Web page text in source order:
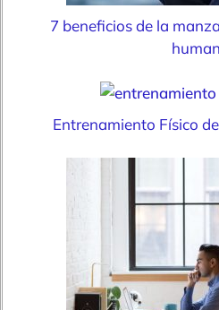
7 beneficios de la
Entrenamiento Físico